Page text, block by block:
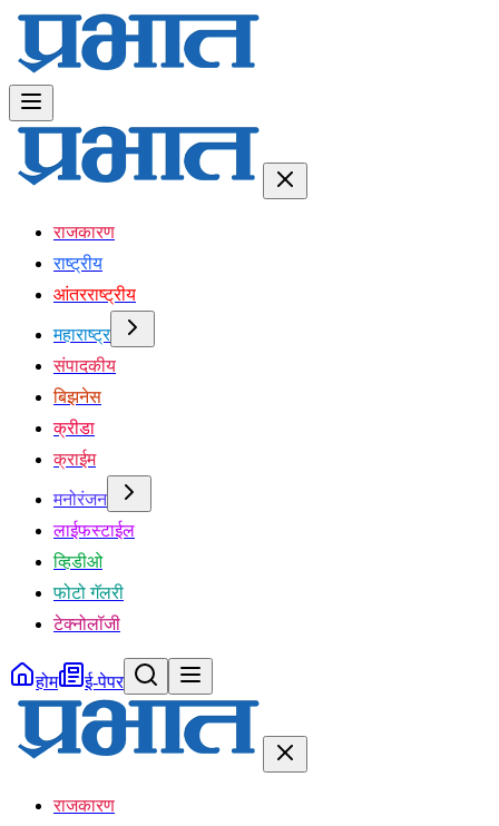
राजकारण
राष्ट्रीय
आंतरराष्ट्रीय
महाराष्ट्र
संपादकीय
बिझनेस
क्रीडा
क्राईम
मनोरंजन
लाईफस्टाईल
व्हिडीओ
फोटो गॅलरी
टेक्नोलॉजी
होम ई-पेपर
राजकारण